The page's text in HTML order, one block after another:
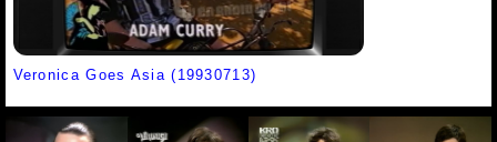
Veronica Goes Asia (19930713)